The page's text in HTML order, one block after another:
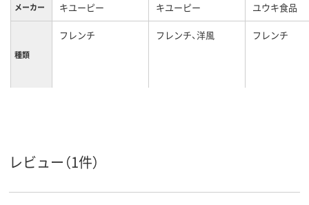
メーカー キユーピー キユーピー ユウキ食品
種類
フレンチ フレンチ、洋風 フレンチ
ンオイルタイプ、ノ
ンオイル、減塩
レビュー（1件）